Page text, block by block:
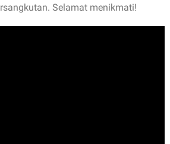
Selamat menikmati!